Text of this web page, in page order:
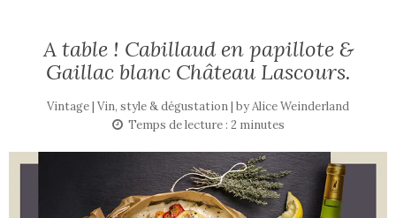
A table ! Cabillaud en papillote &
Gaillac blanc Château Lascours.
Vintage | Vin, style & dégustation | byAlice Weinderland
Temps de lecture : 2 minutes